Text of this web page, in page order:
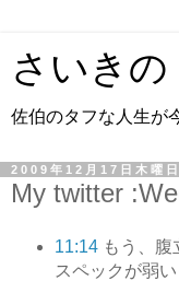
さいきの
佐伯のタフな人生が
2009年12月17日木曜日
My twitter
11:14 もう、
スペックが弱